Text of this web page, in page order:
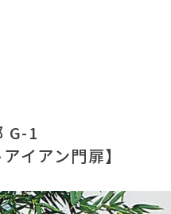
G-1
アイアン門扉】